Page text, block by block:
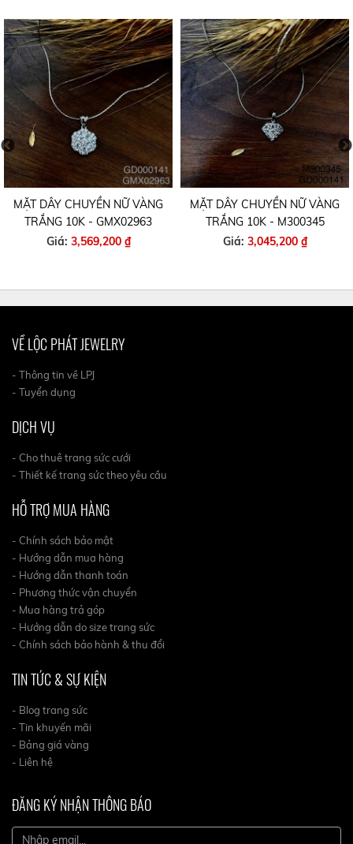
MẶT DÂY CHUYỀN NỮ VÀNG
TRẮNG 10K - GMX02963
Giá: 3,569,200 ₫
MẶT DÂY CHUYỀN NỮ VÀNG
TRẮNG 10K - M300345
Giá: 3,045,200 ₫
VỀ LỘC PHÁT JEWELRY
- Thông tin về LPJ
- Tuyển dụng
DỊCH VỤ
- Cho thuê trang sức cưới
- Thiết kế trang sức theo yêu cầu
HỖ TRỢ MUA HÀNG
- Chính sách bảo mật
- Hướng dẫn mua hàng
- Hướng dẫn thanh toán
- Phương thức vận chuyển
- Mua hàng trả góp
- Hướng dẫn do size trang sức
- Chính sách bảo hành & thu đổi
TIN TỨC & SỰ KIỆN
- Blog trang sức
- Tin khuyến mãi
- Bảng giá vàng
- Liên hệ
ĐĂNG KÝ NHẬN THÔNG BÁO